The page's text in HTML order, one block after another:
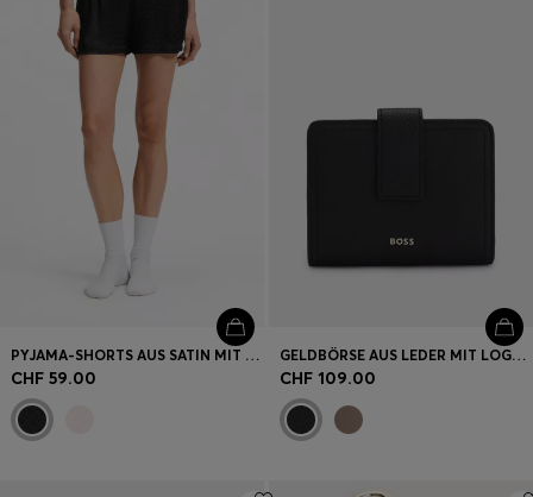
PYJAMA-SHORTS AUS SATIN MIT MONOGRAMM-JACQUARD
CHF 59.00
GELDBÖRSE AUS LEDER MIT LOGO-SCHRIFTZUG
CHF 109.00